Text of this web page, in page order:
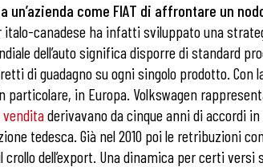
un’azienda come FIAT di affrontare un
canadese ha infatti sviluppato una
dell’auto significa disporre di standard
di guadagno su ogni singolo prodotto.
in Europa. Volkswagen
venditaderivavano da cinque anni di accordi
tedesca. Già nel 2010 poi le retribuzioni
dell’export. Una dinamica per certi